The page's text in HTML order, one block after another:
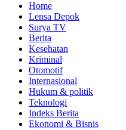
Home
Lensa Depok
Surya TV
Berita
Kesehatan
Kriminal
Otomotif
Internasional
Hukum & politik
Teknologi
Indeks Berita
Ekonomi & Bisnis